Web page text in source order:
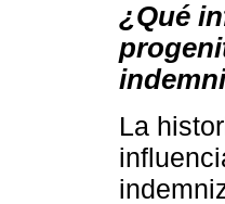
¿Qué
La